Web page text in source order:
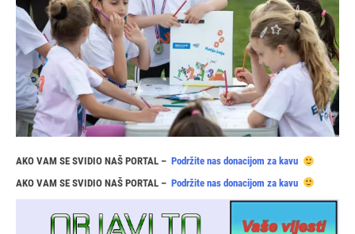
AKO VAM SE SVIDIO NAŠ PORTAL – Podržite nas donacijom za kavu
AKO VAM SE SVIDIO NAŠ PORTAL – Podržite nas donacijom za kavu